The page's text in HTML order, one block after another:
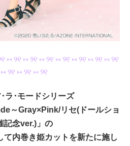
⑅ ୨୧ ⑅ ୨୧ ⑅ ୨୧ ⑅ ୨୧ ⑅ ୨୧ ⑅ ୨୧ ⑅ ୨୧
୨୧ ⑅ ୨୧ ⑅ ୨୧
ラ･モードシリーズ
～Gray×Pink/リセ(ドールショ
記念ver.)」の
て内巻き姫カットを新たに施し